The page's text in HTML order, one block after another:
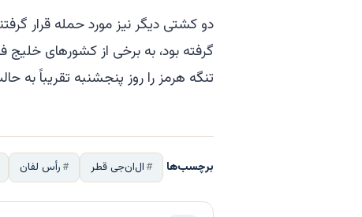
دو کشتی دیگر نیز مورد حمله قرار
گرفته بود، به برخی از کشورهای
تنگه هرمز را روز پنجشنبه تقریباً به
برچسب‌ها ال‌ان‌جی قطر رأس لفان